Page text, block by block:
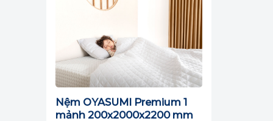
Nệm OYASUMI Premium 1
mảnh 200x2000x2200 mm